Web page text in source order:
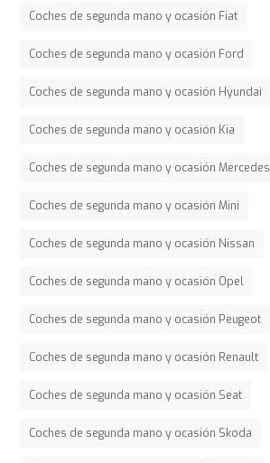
Coches de segunda mano y ocasión Fiat
Coches de segunda mano y ocasión Ford
Coches de segunda mano y ocasión Hyundai
Coches de segunda mano y ocasión Kia
Coches de segunda mano y ocasión Mercedes
Coches de segunda mano y ocasión Mini
Coches de segunda mano y ocasión Nissan
Coches de segunda mano y ocasión Opel
Coches de segunda mano y ocasión Peugeot
Coches de segunda mano y ocasión Renault
Coches de segunda mano y ocasión Seat
Coches de segunda mano y ocasión Skoda